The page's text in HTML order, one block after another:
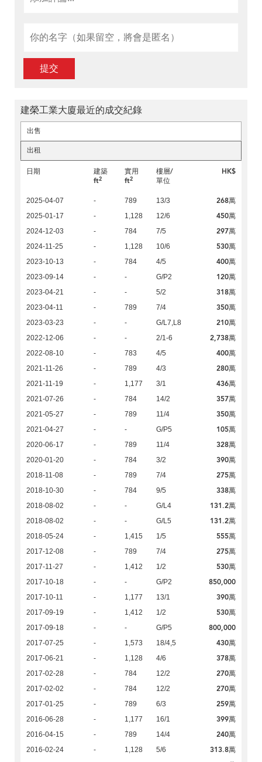
提交
建榮工業大廈最近的成交紀錄
出售
出租
日期
建築
ft2
實用
ft2
樓層/
單位
HK$
2025-04-07 - 789 13/3 268萬
2025-01-17 - 1,128 12/6 450萬
2024-12-03 - 784 7/5 297萬
2024-11-25 - 1,128 10/6 530萬
2023-10-13 - 784 4/5 400萬
2023-09-14 - - G/P2 120萬
2023-04-21 - - 5/2 318萬
2023-04-11 - 789 7/4 350萬
2023-03-23 - - G/L7,L8 210萬
2022-12-06 - - 2/1-6 2,738萬
2022-08-10 - 783 4/5 400萬
2021-11-26 - 789 4/3 280萬
2021-11-19 - 1,177 3/1 436萬
2021-07-26 - 784 14/2 357萬
2021-05-27 - 789 11/4 350萬
2021-04-27 - - G/P5 105萬
2020-06-17 - 789 11/4 328萬
2020-01-20 - 784 3/2 390萬
2018-11-08 - 789 7/4 275萬
2018-10-30 - 784 9/5 338萬
2018-08-02 - - G/L4 131.2萬
2018-08-02 - - G/L5 131.2萬
2018-05-24 - 1,415 1/5 555萬
2017-12-08 - 789 7/4 275萬
2017-11-27 - 1,412 1/2 530萬
2017-10-18 - - G/P2 850,000
2017-10-11 - 1,177 13/1 390萬
2017-09-19 - 1,412 1/2 530萬
2017-09-18 - - G/P5 800,000
2017-07-25 - 1,573 18/4,5 430萬
2017-06-21 - 1,128 4/6 378萬
2017-02-28 - 784 12/2 270萬
2017-02-02 - 784 12/2 270萬
2017-01-25 - 789 6/3 259萬
2016-06-28 - 1,177 16/1 399萬
2016-04-15 - 789 14/4 240萬
2016-02-24 - 1,128 5/6 313.8萬